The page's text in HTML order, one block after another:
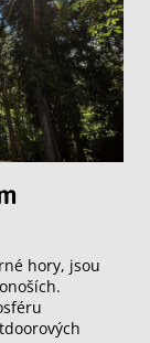
hory, jsou